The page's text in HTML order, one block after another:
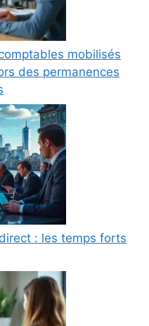
mobilisés
des permanences
: les temps forts